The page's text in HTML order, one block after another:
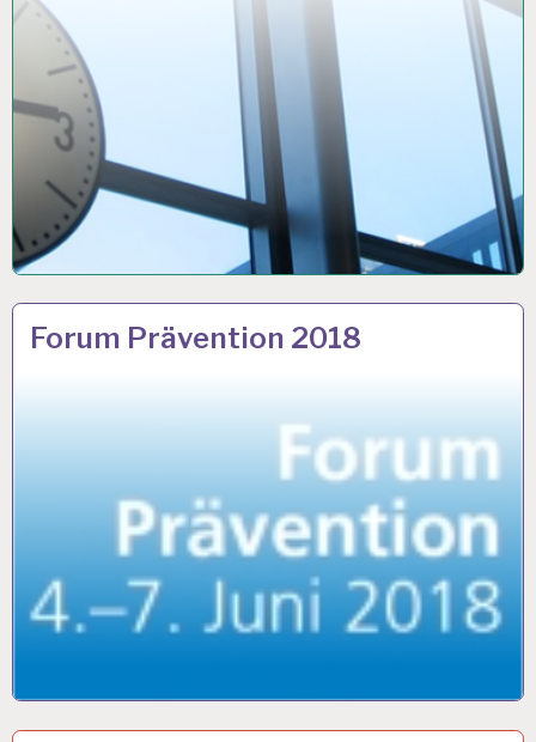
ARBEIT
UND
Forum Prävention 2018
28 FEB. 2018